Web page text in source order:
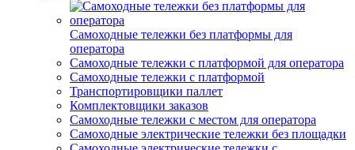
Самоходные тележки без платформы для
оператора
Самоходные тележки с платформой для оператора
Самоходные тележки с платформой
Транспортировщики паллет
Комплектовщики заказов
Самоходные тележки с местом для оператора
Самоходные электрические тележки без площадки